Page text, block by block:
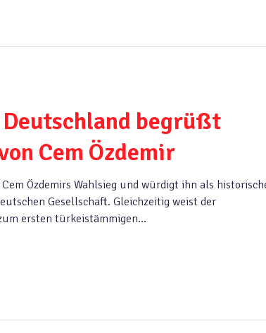
begrüßt
Cem Özdemir
Özdemirs Wahlsieg und würdigt ihn als
Gesellschaft. Gleichzeitig weist der
ersten türkeistämmigen…